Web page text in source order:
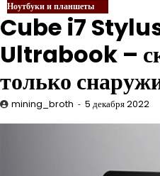
Ноутбуки и планшеты
Cube i7
Ultrabook –
только
mining_broth 5 декабря 2022